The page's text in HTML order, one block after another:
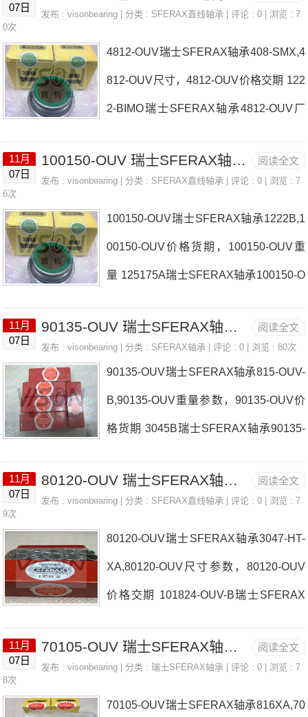
1014-OUV价格,61014-OUV采购 热销型
号推荐：61014-OUV， ，热销品牌推
荐：1828XA6090-BIMO61014-OUV610
V价格,61014-OUV采购1017-BIMO瑞士S
V-A瑞士S
07日
发布 :visonbearing | 分类 : SFERAX直线轴承 | 评论 : 0 | 浏览 : 7
0次
4812-OUV瑞士SFERAX轴承408-SMX,4
812-OUV尺寸，4812-OUV价格交期 122
2-BIMO瑞士SFERAX轴承4812-OUV厂
SFERAX轴承4812-OUV价格324864-O
-OUV参数4812-OUV价格,4812-OUV采
购 热销型号推荐：4812-OUV， ，热销
品牌推荐：4812ZA1525-BIMO4812-OU
UV价格,4812-OUV采购1017-SMX瑞士S
阅读全文
11月
07日
100150-OUV 瑞士SFERAX轴承 1222-BIMO
发布 :visonbearing | 分类 : SFERAX直线轴承 | 评论 : 0 | 浏览 : 7
6次
100150-OUV瑞士SFERAX轴承1222B,1
00150-OUV价格货期，100150-OUV重
量 125175A瑞士SFERAX轴承100150-O
承100150-OUV价格2540-HT-A80-101,6
OUV100150-OUV价格,100150-OUV采
购100150-OUV价格,100150-OUV采购S
阅读全文
11月
07日
90135-OUV 瑞士SFERAX轴承 4060-BIMO
发布 :visonbearing | 分类 : SFERAX轴承 | 评论 : 0 | 浏览 : 80次
90135-OUV瑞士SFERAX轴承815-OUV-
B,90135-OUV重量参数，90135-OUV价
格货期 3045B瑞士SFERAX轴承90135-
承90135-OUV价格125175B1626-OUV-
35-OUV价格,90135-OUV采购 热销型号
推荐：90135-OUV， ，热销品牌推荐：
5075-OUV3045XA90135-OUV90135-O
格,90135-OUV采购2535-COMPACT-GB
A-KUB507
阅读全文
11月
07日
80120-OUV 瑞士SFERAX轴承 6090XA
发布 :visonbearing | 分类 : SFERAX直线轴承 | 评论 : 0 | 浏览 : 7
9次
80120-OUV瑞士SFERAX轴承3047-HT-
XA,80120-OUV尺寸参数，80120-OUV
价格交期 101824-OUV-B瑞士SFERAX
士SFERAX轴承80120-OUV价格2540ZA
OUV参数80120-OUV价格,80120-OUV
阅读全文
11月
07日
70105-OUV 瑞士SFERAX轴承 81420-OUV
发布 :visonbearing | 分类 :瑞士SFERAX轴承 | 评论 : 0 | 浏览 : 7
8次
70105-OUV瑞士SFERAX轴承816XA,70